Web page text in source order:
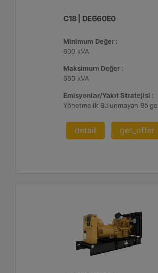
C18 | DE660E0
Minimum Değer :
600 kVA
Maksimum Değer :
660 kVA
Emisyonlar/Yakıt Stratejisi :
Yönetmelik Bulunmayan Bölge
detail get_offer